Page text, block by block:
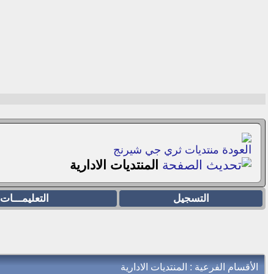
منتديات ثري جي شيرنج
المنتديات الادارية
التسجيل التعليمـــات
الأقسام الفرعية : المنتديات الادارية